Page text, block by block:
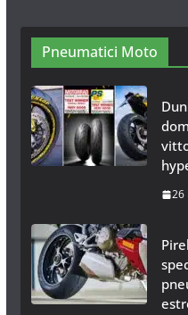
26
Pneumatici Moto
26